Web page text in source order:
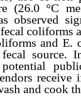
(26.0 °C
observed
coliforms
and
source.
and cook